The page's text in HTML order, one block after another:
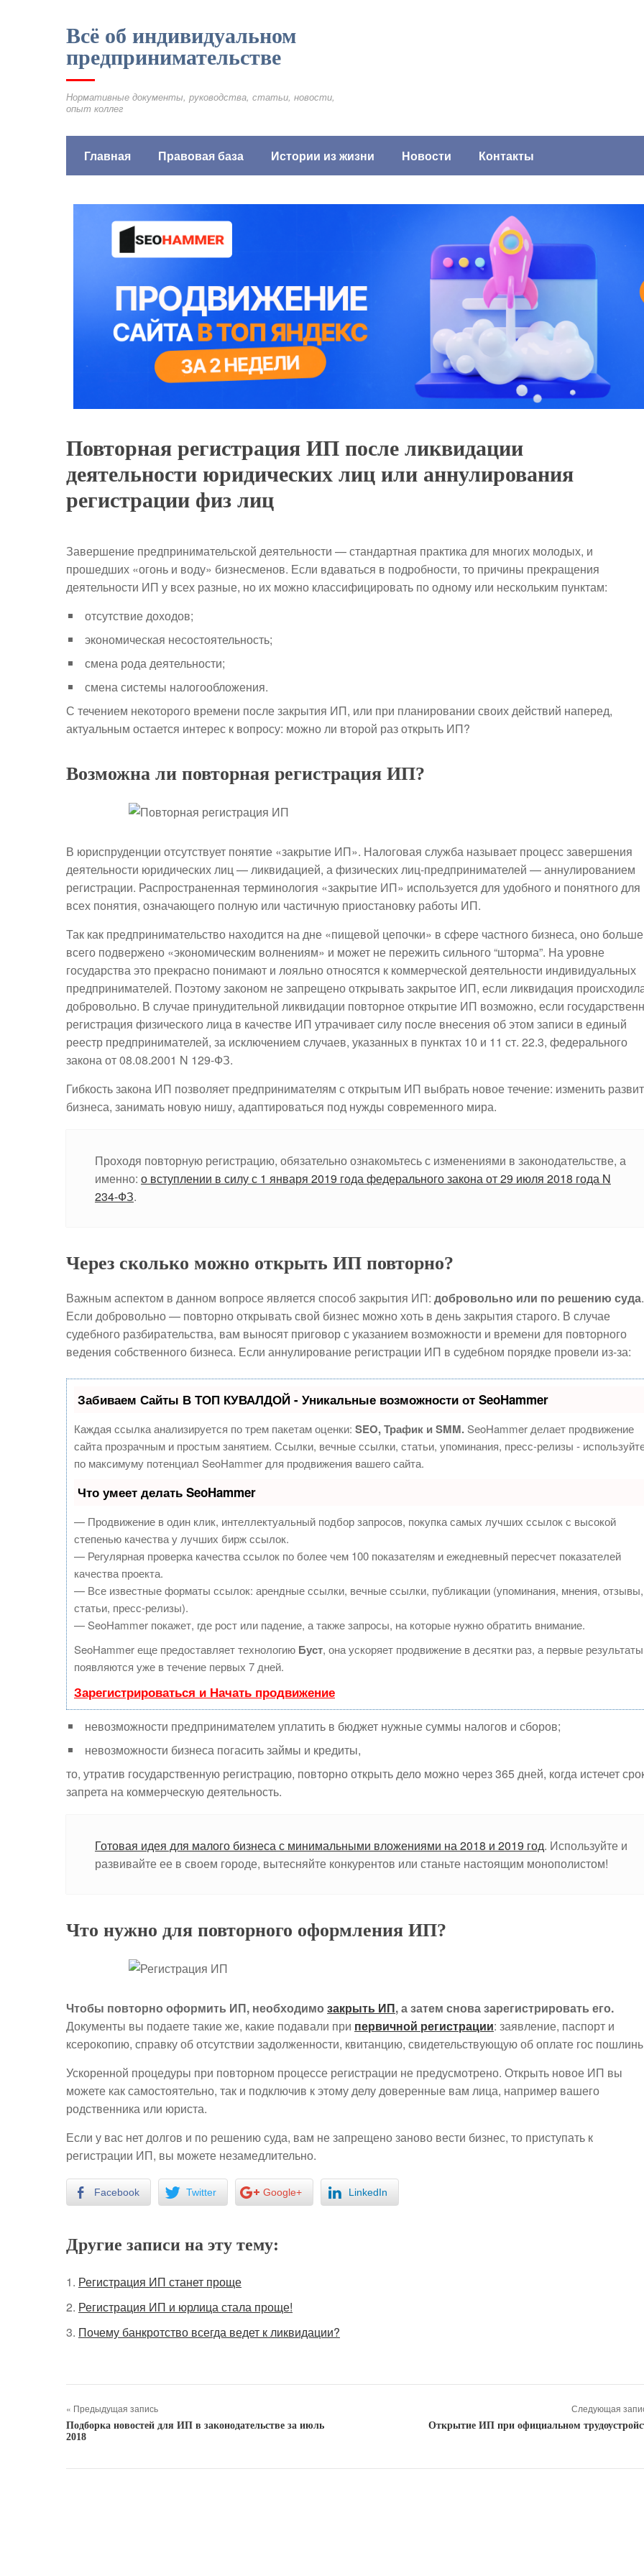
Всё об индивидуальном
предпринимательстве
Нормативные документы, руководства, статьи, новости,
опыт коллег
Главная Правовая база Истории из жизни Новости Контакты
Повторная регистрация ИП после ликвидации
деятельности юридических лиц или аннулирования
регистрации физ лиц
Завершение предпринимательской деятельности — стандартная практика для многих молодых, и
прошедших «огонь и воду» бизнесменов. Если вдаваться в подробности, то причины прекращения
деятельности ИП у всех разные, но их можно классифицировать по одному или нескольким пунктам:
отсутствие доходов;
экономическая несостоятельность;
смена рода деятельности;
смена системы налогообложения.
С течением некоторого времени после закрытия ИП, или при планировании своих действий наперед,
актуальным остается интерес к вопросу: можно ли второй раз открыть ИП?
Возможна ли повторная регистрация ИП?
В юриспруденции отсутствует понятие «закрытие ИП». Налоговая служба называет процесс завершения
деятельности юридических лиц — ликвидацией, а физических лиц-предпринимателей — аннулированием
регистрации. Распространенная терминология «закрытие ИП» используется для удобного и понятного для
всех понятия, означающего полную или частичную приостановку работы ИП.
Так как предпринимательство находится на дне «пищевой цепочки» в сфере частного бизнеса, оно больше
всего подвержено «экономическим волнениям» и может не пережить сильного “шторма”. На уровне
государства это прекрасно понимают и лояльно относятся к коммерческой деятельности индивидуальных
предпринимателей. Поэтому законом не запрещено открывать закрытое ИП, если ликвидация
добровольно. В случае принудительной ликвидации повторное открытие ИП возможно, если
регистрация физического лица в качестве ИП утрачивает силу после внесения об этом записи в единый
реестр предпринимателей, за исключением случаев, указанных в пунктах 10 и 11 ст. 22.3, федерального
закона от 08.08.2001 N 129-ФЗ.
Гибкость закона ИП позволяет предпринимателям с открытым ИП выбрать новое течение: изменить
бизнеса, занимать новую нишу, адаптироваться под нужды современного мира.
Проходя повторную регистрацию, обязательно ознакомьтесь с изменениями в законодательстве, а
именно: о вступлении в силу с 1 января 2019 года федерального закона от 29 июля 2018 года N
234-ФЗ.
Через сколько можно открыть ИП повторно?
Важным аспектом в данном вопросе является способ закрытия ИП: добровольно или по решению суда.
Если добровольно — повторно открывать свой бизнес можно хоть в день закрытия старого. В случае
судебного разбирательства, вам выносят приговор с указанием возможности и времени для повторного
ведения собственного бизнеса. Если аннулирование регистрации ИП в судебном порядке провели из-за:
Забиваем Сайты В ТОП КУВАЛДОЙ - Уникальные возможности от SeoHammer
Каждая ссылка анализируется по трем пакетам оценки: SEO, Трафик и SMM.SeoHammer делает продвижение
сайта прозрачным и простым занятием. Ссылки, вечные ссылки, статьи, упоминания, пресс-релизы -
по максимуму потенциал SeoHammer для продвижения вашего сайта.
Что умеет делать SeoHammer
— Продвижение в один клик, интеллектуальный подбор запросов, покупка самых лучших ссылок с высокой
степенью качества у лучших бирж ссылок.
— Регулярная проверка качества ссылок по более чем 100 показателям и ежедневный пересчет показателей
качества проекта.
— Все известные форматы ссылок: арендные ссылки, вечные ссылки, публикации (упоминания, мнения, отзывы,
статьи, пресс-релизы).
— SeoHammer покажет, где рост или падение, а также запросы, на которые нужно обратить внимание.
SeoHammer еще предоставляет технологию Буст, она ускоряет продвижение в десятки раз, а первые результаты
появляются уже в течение первых 7 дней.
Зарегистрироваться и Начать продвижение
невозможности предпринимателем уплатить в бюджет нужные суммы налогов и сборов;
невозможности бизнеса погасить займы и кредиты,
то, утратив государственную регистрацию, повторно открыть дело можно через 365 дней, когда истечет
запрета на коммерческую деятельность.
Готовая идея для малого бизнеса с минимальными вложениями на 2018 и 2019 год. Используйте и
развивайте ее в своем городе, вытесняйте конкурентов или станьте настоящим монополистом!
Что нужно для повторного оформления ИП?
Чтобы повторно оформить ИП, необходимо закрыть ИП, а затем снова зарегистрировать его.
Документы вы подаете такие же, какие подавали при первичной регистрации: заявление, паспорт и
ксерокопию, справку об отсутствии задолженности, квитанцию, свидетельствующую об оплате гос
Ускоренной процедуры при повторном процессе регистрации не предусмотрено. Открыть новое ИП вы
можете как самостоятельно, так и подключив к этому делу доверенные вам лица, например вашего
родственника или юриста.
Если у вас нет долгов и по решению суда, вам не запрещено заново вести бизнес, то приступать к
регистрации ИП, вы можете незамедлительно.
Facebook Twitter Google+ LinkedIn
Другие записи на эту тему:
Регистрация ИП станет проще
Регистрация ИП и юрлица стала проще!
Почему банкротство всегда ведет к ликвидации?
« Предыдущая запись
Подборка новостей для ИП в законодательстве за июль
2018
Следующая
Открытие ИП при официальном